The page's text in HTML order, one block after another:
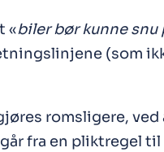
«biler bør kunne snu
(som
romsligere,
fra en pliktregel